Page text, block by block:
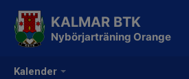
Kalender
KALMAR BTK
Nybörjarträning Orange